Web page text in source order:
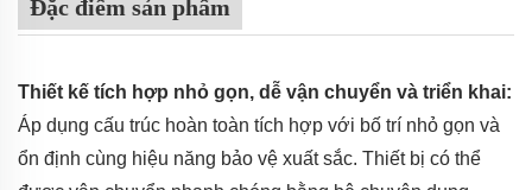
Đặc điểm sản phẩm
Thiết kế tích hợp nhỏ gọn, dễ vận chuyển và triển khai:
Áp dụng cấu trúc hoàn toàn tích hợp với bố trí nhỏ gọn và
ổn định cùng hiệu năng bảo vệ xuất sắc. Thiết bị có thể